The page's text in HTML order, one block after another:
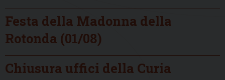
Festa della Madonna della
Rotonda (01/08)
Chiusura uffici della Curia